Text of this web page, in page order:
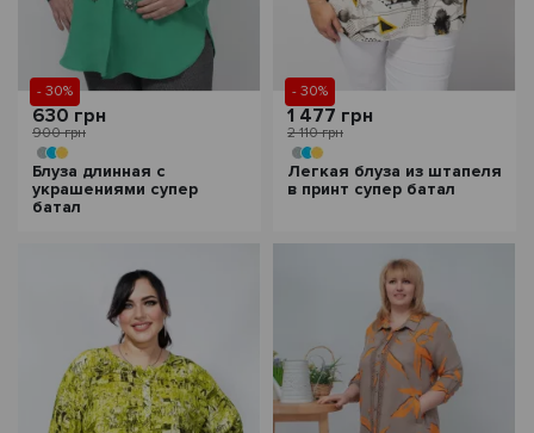
- 30%
630 грн
900 грн
Блуза длинная с
украшениями супер
батал
- 30%
1 477 грн
2 110 грн
Легкая блуза из штапеля
в принт супер батал